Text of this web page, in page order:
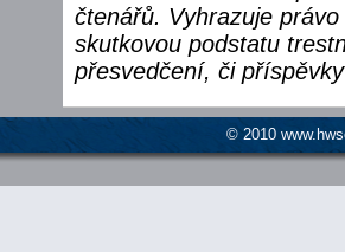
čtenářů. Vyhrazuje
skutkovou podstatu
přesvedčení, či
© 2010